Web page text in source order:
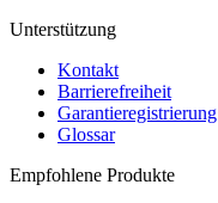
Unterstützung
Kontakt
Barrierefreiheit
Garantieregistrierung
Glossar
Empfohlene Produkte